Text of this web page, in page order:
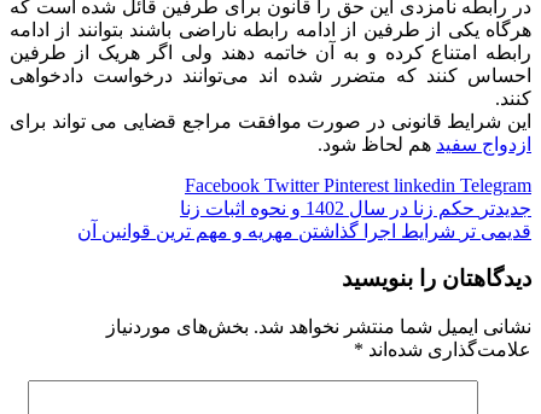
در رابطه نامزدی این حق را قانون برای طرفین قائل شده است که
هرگاه یکی از طرفین از ادامه رابطه ناراضی باشند بتوانند از ادامه
رابطه امتناع کرده و به آن خاتمه دهند ولی اگر هریک از طرفین
احساس کنند که متضرر شده اند می‌توانند درخواست دادخواهی
کنند.
این شرایط قانونی در صورت موافقت مراجع قضایی می تواند برای
ازدواج سفید هم لحاظ شود.
Facebook Twitter Pinterest linkedin Telegram
جدیدتر حکم زنا در سال 1402 و نحوه اثبات زنا
قدیمی تر شرایط اجرا گذاشتن مهریه و مهم ترین قوانین آن
دیدگاهتان را بنویسید
نشانی ایمیل شما منتشر نخواهد شد. بخش‌های موردنیاز
علامت‌گذاری شده‌اند *